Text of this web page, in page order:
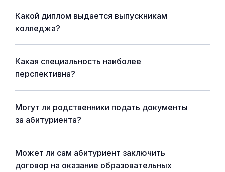
Какой диплом выдается выпускникам
колледжа?
Какая специальность наиболее
перспективна?
Могут ли родственники подать документы
за абитуриента?
Может ли сам абитуриент заключить
договор на оказание образовательных